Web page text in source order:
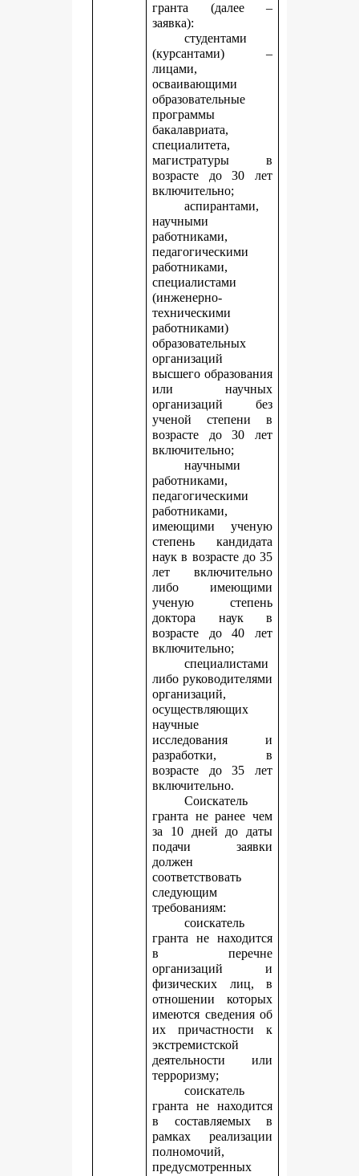
гранта (далее –
заявка):
студентами
(курсантами) –
лицами,
осваивающими
образовательные
программы
бакалавриата,
специалитета,
магистратуры в
возрасте до 30 лет
включительно;
аспирантами,
научными
работниками,
педагогическими
работниками,
специалистами
(инженерно-
техническими
работниками)
образовательных
организаций
высшего образования
или научных
организаций без
ученой степени в
возрасте до 30 лет
включительно;
научными
работниками,
педагогическими
работниками,
имеющими ученую
степень кандидата
наук в возрасте до 35
лет включительно
либо имеющими
ученую степень
доктора наук в
возрасте до 40 лет
включительно;
специалистами
либо руководителями
организаций,
осуществляющих
научные
исследования и
разработки, в
возрасте до 35 лет
включительно.
Соискатель
гранта не ранее чем
за 10 дней до даты
подачи заявки
должен
соответствовать
следующим
требованиям:
соискатель
гранта не находится
в перечне
организаций и
физических лиц, в
отношении которых
имеются сведения об
их причастности к
экстремистской
деятельности или
терроризму;
соискатель
гранта не находится
в составляемых в
рамках реализации
полномочий,
предусмотренных